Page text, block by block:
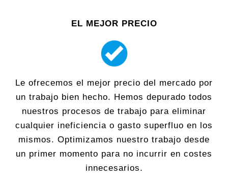
EL MEJOR PRECIO
Le ofrecemos el mejor precio del mercado por
un trabajo bien hecho. Hemos depurado todos
nuestros procesos de trabajo para eliminar
cualquier ineficiencia o gasto superfluo en los
mismos. Optimizamos nuestro trabajo desde
un primer momento para no incurrir en costes
innecesarios.